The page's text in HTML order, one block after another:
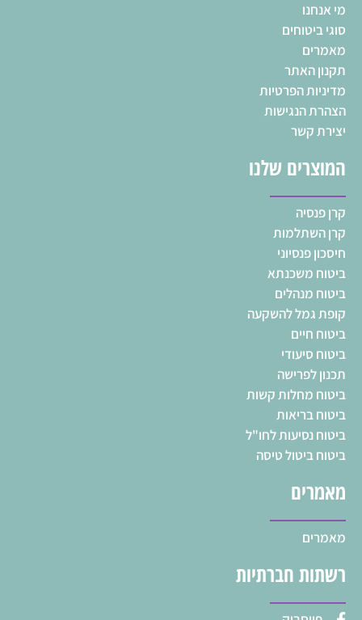
מי אנחנו
סוגי ביטוחים
מאמרים
תקנון האתר
מדיניות הפרטיות
הצהרת הנגישות
יצירת קשר
המוצרים שלנו
קרן פנסיה
קרן השתלמות
חיסכון פנסיוני
ביטוח משכנתא
ביטוח מנהלים
קופת גמל להשקעה
ביטוח חיים
ביטוח סיעודי
תכנון לפרישה
ביטוח מחלות קשות
ביטוח בריאות
ביטוח נסיעות לחו"ל
ביטוח ביטול טיסה
מאמרים
מאמרים
רשתות חברתיות